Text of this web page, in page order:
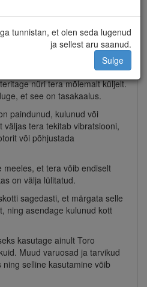
tunnistan, et olen seda lugenud
ja sellest aru saanud.
Sulge
hooldust laske teostada
identseid varuosi.
nüri tera mõlemalt küljelt.
et see on tasakaalus.
paindunud, kulunud või
väljas tera tekitab vibratsiooni,
või põhjustada
meeles, et tera võib endiselt
on välja lülitatud.
sagedasti, et märgata selle
ning asendage kulunud kott
kasutage ainult Toro
Muud varuosad ja tarvikud
selline kasutamine võib